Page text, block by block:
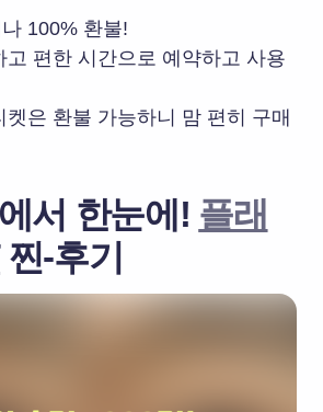
100% 환불!
고 편한 시간으로 예약하고 사용
은 환불 가능하니 맘 편히 구매
서 한눈에! 플래
찐-후기